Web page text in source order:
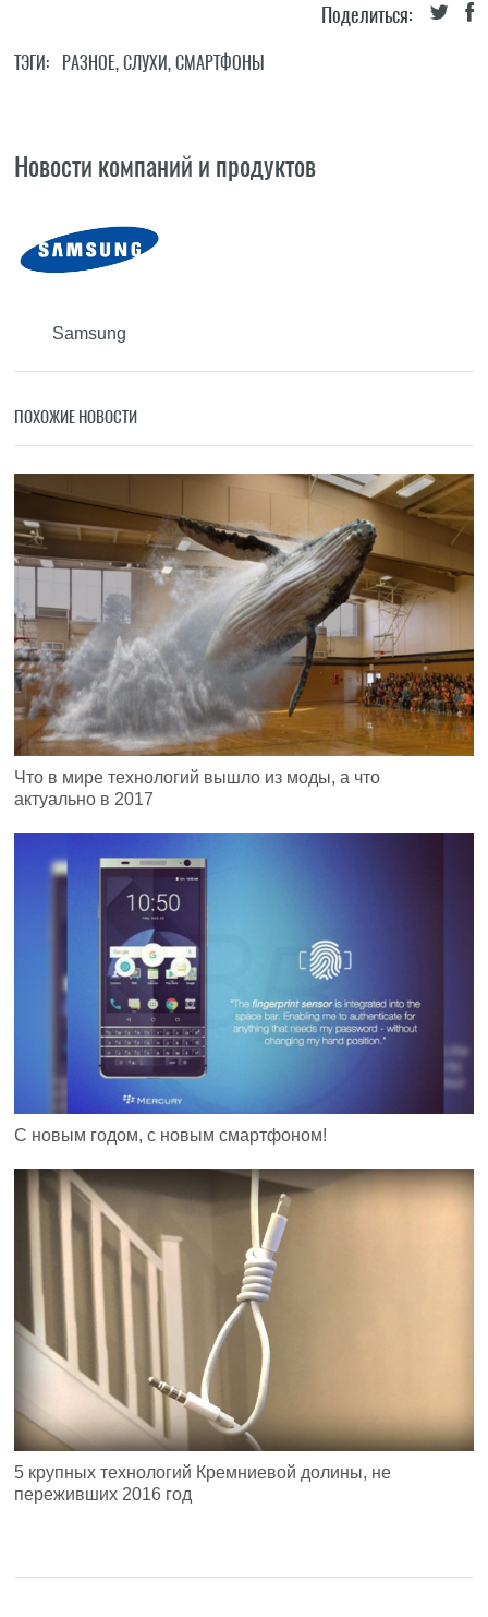
Поделиться:
ТЭГИ: РАЗНОЕ,СЛУХИ,СМАРТФОНЫ
Новости компаний и продуктов
Samsung
ПОХОЖИЕ НОВОСТИ
Что в мире технологий вышло из моды, а что
актуально в 2017
С новым годом, с новым смартфоном!
5 крупных технологий Кремниевой долины, не
переживших 2016 год